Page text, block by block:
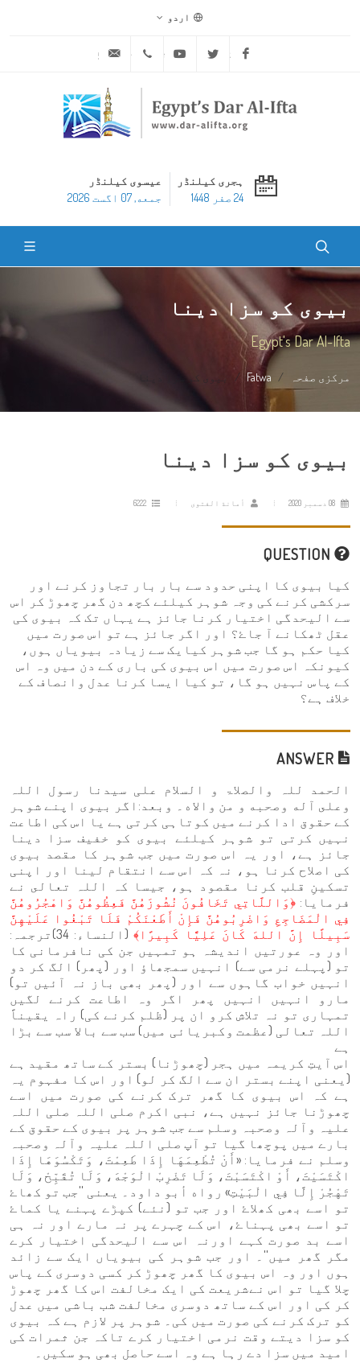
اردو
Facebook
Twitter
Youtube
ہجری کیلنڈر
24 صفر 1448
عیسوی کیلنڈر
جمعه, 07 اگست 2026
بیوی کو سزا دینا
Egypt's Dar Al-Ifta
مرکزی صفحہ Fatwa بیوی کو سزا دینا
بیوی کو سزا دینا
أمانة الفتوى
کیا بیوی کا اپنی حدود سے بار بار تجاوز کرنے اور
سرکشی کرنے کی وجہ شوہر کیلئے کچھ دن گھر چھوڑ کر اس
سے الیحدگی اختیار کرنا جائز ہے یہاں تک کہ بیوی کی
عقل ٹھکانے آ جاۓ؟ اور اگر جائز ہے تو اس صورت میں
کیا حکم ہو گا جب شوہر کیایک سے زیادہ بیویاں ہوں،
کیونکہ اس صورت میں اس بیوی کی باری کے دن میں وہ اس
کے پاس نہیں ہو گا، تو کیا ایسا کرنا عدل وانصاف کے
خلاف ہے؟
الحمد للہ والصلاۃ و السلام علی سيدنا رسول اللہ
وعلى آله وصحبه و من والاه۔ وبعد:اگر بیوی اپنے شوہر
کے حقوق ادا کرنے میں کوتاہی کرتی ہے یا اس کی اطاعت
نہیں کرتی تو شوہر کیلئے بیوی کو خفیف سزا دینا
جائز ہے، اور یہ اس صورت میں جب شوہر کا مقصد بیوی
کی اصلاح کرنا ہو، نہ کہ اس سے انتقام لینا اور اپنی
تسکینِ قلب کرنا مقصود ہو، جیسا کہ اللہ تعالى نے
فرمایا: ﴿وَاللَّاتِي تَخَافُونَ نُشُوزَهُنَّ فَعِظُوهُنَّ وَاهْجُرُوهُنَّ
فِي الْمَضَاجِعِ وَاضْرِبُوهُنَّ فَإِنْ أَطَعْنَكُمْ فَلَا تَبْغُوا عَلَيْهِنَّ
سَبِيلًا إِنَّ اللهَ كَانَ عَلِيًّا كَبِيرًا﴾
(النساء: 34)ترجمہ:
اور وہ عورتیں اندیشہ ہو تمہیں جن کی نافرمانی کا
تو (پہلے نرمی سے) انہیں سمجھاؤ اور (پھر) الگ کر دو
انہیں خواب گاہوں سے اور (پھر بھی باز نہ آئیں تو)
مارو انہیں انہیں پھر اگر وہ اطاعت کرنے لگیں
تمہاری تو نہ تلاش کرو ان پر (ظلم کرنے کی) راہ یقیناً
اللہ تعالی (عظمت وکبریائی میں) سب سے بالا سب سے بڑا
ہے
اس آیتِ کریمہ میں ہجر (چھوڑنا) بستر کے ساتھ مقید ہے
(یعنی اپنے بستر ان سے الگ کر لو) اور اس کا مفہوم یہ
ہے کہ اس بیوی کا گھر ترک کرنے کی صورت میں اسے
چھوڑنا جائز نہیں ہے، نبی اکرم صلی اللہ صلی اللہ
علیہ وآلہ وصحبہ وسلم سے جب شوہر پر بیوی کے حقوق کے
بارے میں پوچھا گیا تو آپ صلی اللہ علیہ وآلہ وصحبہ
وسلم نے فرمایا: «أَنْ تُطْعِمَهَا إِذَا طَعِمْتَ، وَتَكْسُوَهَا إِذَا
اكْتَسَيْتَ، أَوْ اكْتَسَبْتَ، وَلَا تَضْرِبْ الْوَجْهَ، وَلَا تُقَبِّحْ، وَلَا
تَهْجُرْ إِلَّا فِي الْبَيْتِ» رواه أبو داود۔ یعنی ''جب تو کھاۓ
تو اسے بھی کھلاۓ اور جب تو (نئے) کپڑے پہنے یا کماۓ
تو اسے بھی پہناۓ، اس کے چہرے پر نہ مارے اور نہ ہی
اسے بد صورت کہے اورنہ اس سے الیحدگی اختیار کرے
مگر گھر میں''۔ اور جب شوہر کی بیویاں ایک سے زائد
ہوں اور وہ اس بیوی کا گھر چھوڑ کر کسی دوسری کے پاس
چلا گیا تو اس نےشریعت کی ایک مخالفت اس کا گھر چھوڑ
کر کی اور اس کے ساتھ دوسری مخالفت شب باشی میں عدل
کو ترک کرنے کی صورت میں کی۔ شوہر پر لازم ہے کہ بیوی
کو سزا دیتے وقت نرمی اختیار کرے تاکہ جن ثمرات کی
امید میں سزا دے رہا ہے وہ اسے حاصل بھی ہو سکیں۔